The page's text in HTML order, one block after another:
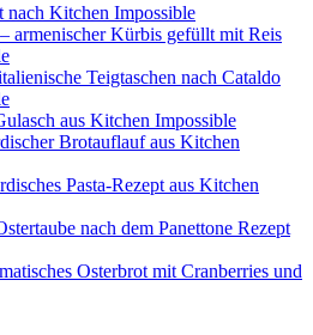
nach Kitchen Impossible
armenischer Kürbis gefüllt mit Reis
Teigtaschen nach Cataldo
aus Kitchen Impossible
Brotauflauf aus Kitchen
Pasta-Rezept aus Kitchen
nach dem Panettone Rezept
Osterbrot mit Cranberries und